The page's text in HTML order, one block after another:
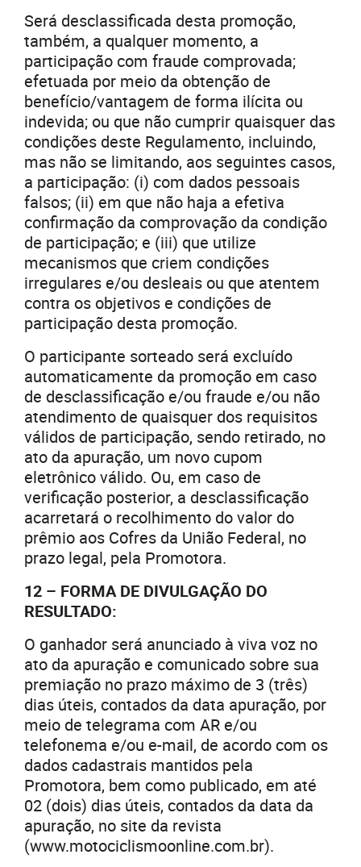
Será desclassificada desta promoção,
também, a qualquer momento, a
participação com fraude comprovada;
efetuada por meio da obtenção de
benefício/vantagem de forma ilícita ou
indevida; ou que não cumprir quaisquer das
condições deste Regulamento, incluindo,
mas não se limitando, aos seguintes casos,
a participação: (i) com dados pessoais
falsos; (ii) em que não haja a efetiva
confirmação da comprovação da condição
de participação; e (iii) que utilize
mecanismos que criem condições
irregulares e/ou desleais ou que atentem
contra os objetivos e condições de
participação desta promoção.
O participante sorteado será excluído
automaticamente da promoção em caso
de desclassificação e/ou fraude e/ou não
atendimento de quaisquer dos requisitos
válidos de participação, sendo retirado, no
ato da apuração, um novo cupom
eletrônico válido. Ou, em caso de
verificação posterior, a desclassificação
acarretará o recolhimento do valor do
prêmio aos Cofres da União Federal, no
prazo legal, pela Promotora.
12 – FORMA DE DIVULGAÇÃO DO
RESULTADO:
O ganhador será anunciado à viva voz no
ato da apuração e comunicado sobre sua
premiação no prazo máximo de 3 (três)
dias úteis, contados da data apuração, por
meio de telegrama com AR e/ou
telefonema e/ou e-mail, de acordo com os
dados cadastrais mantidos pela
Promotora, bem como publicado, em até
02 (dois) dias úteis, contados da data da
apuração, no site da revista
(www.motociclismoonline.com.br).